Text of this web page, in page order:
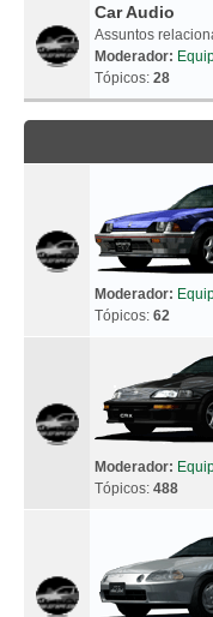
Car Audio
Assuntos
Moderador:
Tópicos: 28
Moderador:
Tópicos: 62
Moderador:
Tópicos: 488